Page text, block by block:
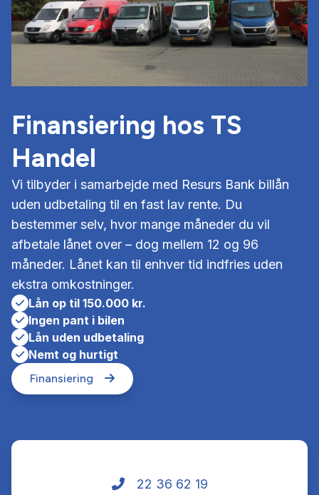
Finansiering hos TS
Handel
Vi tilbyder i samarbejde med Resurs Bank billån
uden udbetaling til en fast lav rente. Du
bestemmer selv, hvor mange måneder du vil
afbetale lånet over – dog mellem 12 og 96
måneder. Lånet kan til enhver tid indfries uden
ekstra omkostninger.
Lån op til 150.000 kr.
Ingen pant i bilen
Lån uden udbetaling
Nemt og hurtigt
Finansiering
22 36 62 19